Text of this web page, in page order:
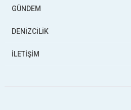
GÜNDEM
DENİZCİLİK
İLETİŞİM